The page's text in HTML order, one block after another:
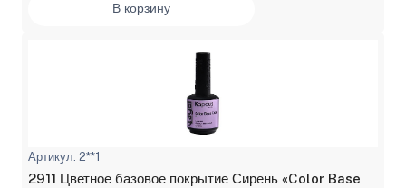
В корзину
Артикул: 2**1
2911 Цветное базовое покрытие Сирень «Color Base